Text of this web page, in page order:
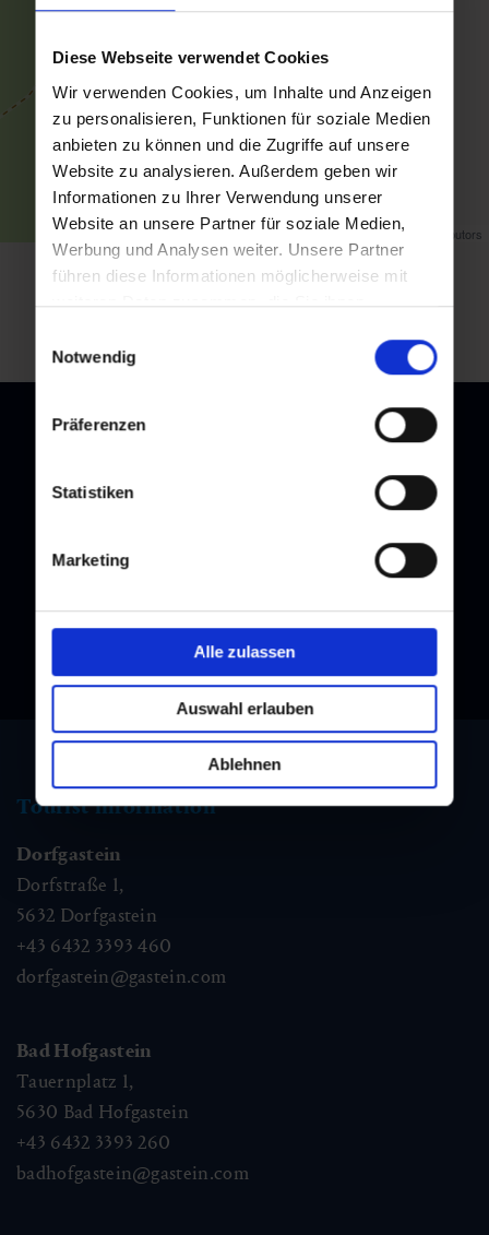
Diese Webseite verwendet Cookies
Wir verwenden Cookies, um Inhalte und Anzeigen
zu personalisieren, Funktionen für soziale Medien
anbieten zu können und die Zugriffe auf unsere
Website zu analysieren. Außerdem geben wir
Informationen zu Ihrer Verwendung unserer
Website an unsere Partner für soziale Medien,
Werbung und Analysen weiter. Unsere Partner
führen diese Informationen möglicherweise mit
weiteren Daten zusammen, die Sie ihnen
Nutzung der Dienste gesammelt haben.
Notwendig
Präferenzen
Statistiken
Marketing
Alle zulassen
Auswahl erlauben
Ablehnen
Map data ©OpenStreetMap contributors
back to overview
Tourist information
Dorfgastein
Dorfstraße 1,
5632 Dorfgastein
+43 6432 3393 460
dorfgastein@gastein.com
Bad Hofgastein
Tauernplatz 1,
5630 Bad Hofgastein
+43 6432 3393 260
badhofgastein@gastein.com